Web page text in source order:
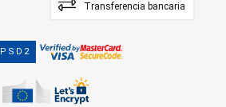
Transferencia bancaria
PSD2